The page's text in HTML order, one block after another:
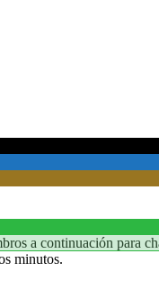
a continuación para
minutos.